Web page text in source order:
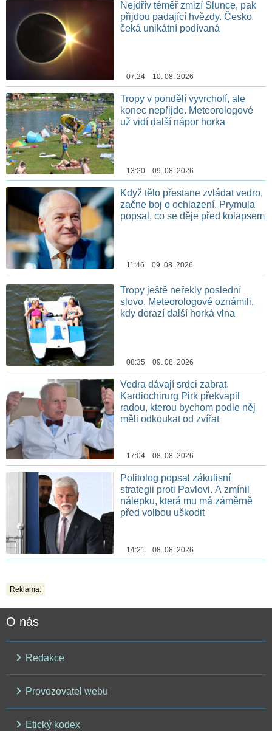
Nejdřív téměř zmizí Slunce, pak
přijdou padající hvězdy. Česko
čeká unikátní podívaná
07:24 10. 08. 2026
Tropy v pondělí vyvrcholí, ale
konec nepřijde. Meteorologové
už vidí další nápor horka
13:20 09. 08. 2026
Když tělo přestane zvládat vedro,
začne boj o ochlazení. Prymula
popsal, co se děje před kolapsem
11:46 09. 08. 2026
Tropy ještě neřekly poslední
slovo. Meteorologové oznámili,
kdy dorazí další horká vlna
08:35 09. 08. 2026
Vedra dávají srdci zabrat.
Kardiochirurg Pirk překvapil
radou, kterou bychom podle něj
měli odkoukat od zvířat
17:04 08. 08. 2026
Politolog popsal zákulisní
strategii proti Pavlovi. A zmínil
nálepku, která mu má záměrně
před volbou uškodit
14:21 08. 08. 2026
Reklama:
O nás
Redakce
Provozovatel webu
Etický kodex